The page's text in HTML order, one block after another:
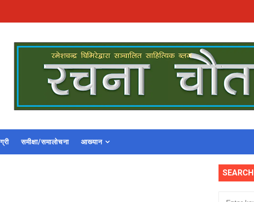
समीक्षा/समालोचना आख्यान
SEARCH